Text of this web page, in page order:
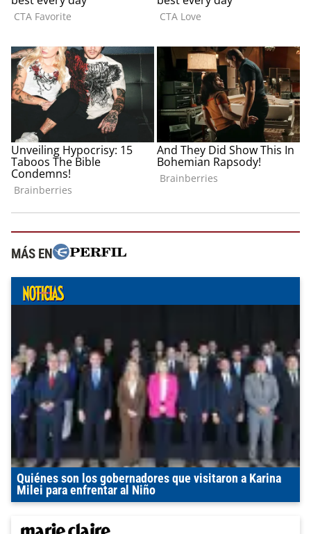
MÁS EN
Quiénes son los gobernadores que visitaron a Karina
Milei para enfrentar al Niño